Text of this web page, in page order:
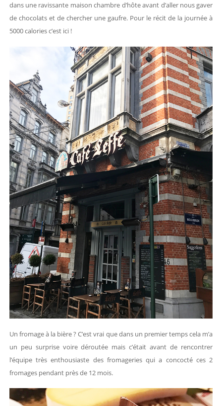
dans une ravissante maison chambre d’hôte avant d’aller nous gaver
de chocolats et de chercher une gaufre. Pour le récit de la journée à
5000 calories c’est ici !
Un fromage à la bière ? C’est vrai que dans un premier temps cela m’a
un peu surprise voire déroutée mais c’était avant de rencontrer
l’équipe très enthousiaste des fromageries qui a concocté ces 2
fromages pendant près de 12 mois.